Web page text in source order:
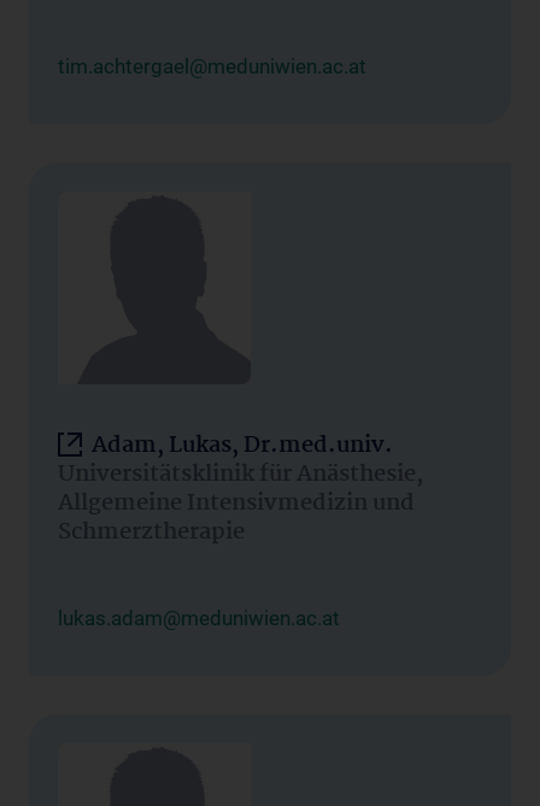
tim.achtergael@meduniwien.ac.at
Adam, Lukas, Dr.med.univ.
Universitätsklinik für Anästhesie,
Allgemeine Intensivmedizin und
Schmerztherapie
lukas.adam@meduniwien.ac.at